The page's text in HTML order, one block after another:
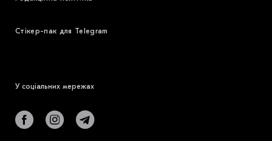
Стікер-пак для Telegram
У соціальних мережах